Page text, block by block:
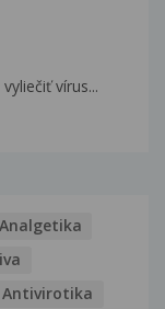
vírus...
Analgetika
Antivirotika